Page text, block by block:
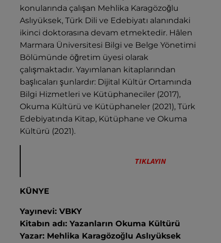
konularında çalışan Mehlika Karagözoğlu
Aslıyüksek, Türk Dili ve Edebiyatı alanındaki
ikinci doktorasına devam etmektedir. Hâlen
Marmara Üniversitesi Bilgi ve Belge Yönetimi
Bölümünde öğretim üyesi olarak
çalışmaktadır. Yayımlanan kitaplarından
başlıcaları şunlardır: Dijital Kültür Ortamında
Bilgi Hizmetleri ve Kütüphaneciler (2017),
Okuma Kültürü ve Kütüphaneler (2021), Türk
Edebiyatında Kitap, Kütüphane ve Okuma
Kültürü (2021).
TIKLAYIN
KÜNYE
Yayınevi: VBKY
Kitabın adı: Yazanların Okuma Kültürü
Yazar: Mehlika Karagözoğlu Aslıyüksek